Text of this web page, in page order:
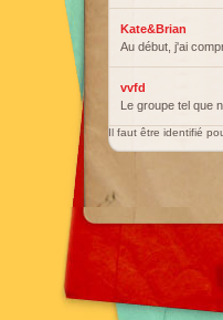
Kate&Brian
Au début, j'ai
vvfd
Le groupe tel que
Il faut être identifié